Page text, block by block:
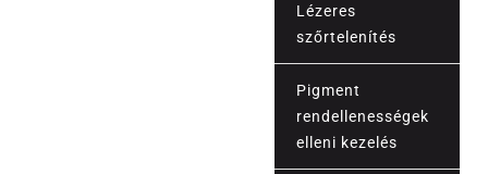
Lézeres
szőrtelenítés
Pigment
rendellenességek
elleni kezelés